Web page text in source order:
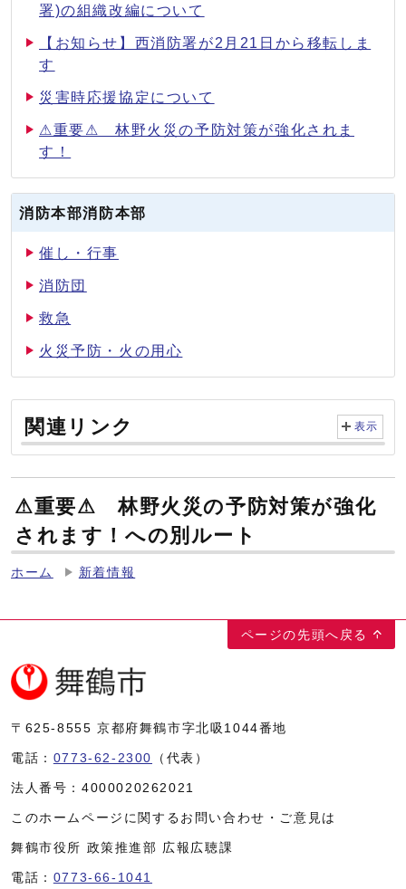
署)の組織改編について
【お知らせ】西消防署が2月21日から移転しま
す
災害時応援協定について
⚠重要⚠ 林野火災の予防対策が強化されま
す！
消防本部消防本部
催し・行事
消防団
救急
火災予防・火の用心
関連リンク 表示
⚠重要⚠ 林野火災の予防対策が強化
されます！への別ルート
ホーム 新着情報
ページの先頭へ戻る
〒625-8555 京都府舞鶴市字北吸1044番地
電話： 0773-62-2300 （代表）
法人番号： 4000020262021
このホームページに関するお問い合わせ・ご意見は
舞鶴市役所 政策推進部 広報広聴課
電話： 0773-66-1041